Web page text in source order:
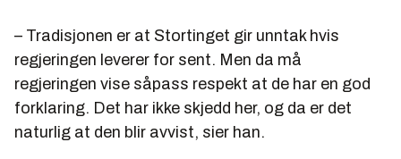
– Tradisjonen er at Stortinget gir unntak hvis
regjeringen leverer for sent. Men da må
regjeringen vise såpass respekt at de har en god
forklaring. Det har ikke skjedd her, og da er det
naturlig at den blir avvist, sier han.